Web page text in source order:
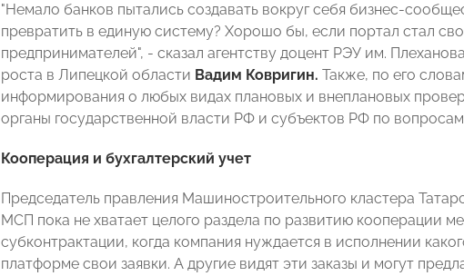
"Немало банков пытались создавать вокруг себя бизнес-
превратить в единую систему? Хорошо бы, если портал стал
предпринимателей", - сказал агентству доцент РЭУ им.
роста в Липецкой области Вадим Ковригин. Также, по его
информирования о любых видах плановых и внеплановых
органы государственной власти РФ и субъектов РФ по
Кооперация и бухгалтерский учет
Председатель правления Машиностроительного кластера
МСП пока не хватает целого раздела по развитию кооперации
субконтрактации, когда компания нуждается в исполнении
платформе свои заявки. А другие видят эти заказы и могут